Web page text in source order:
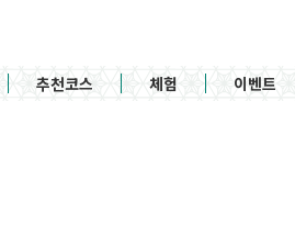
추천코스 체험 이벤트